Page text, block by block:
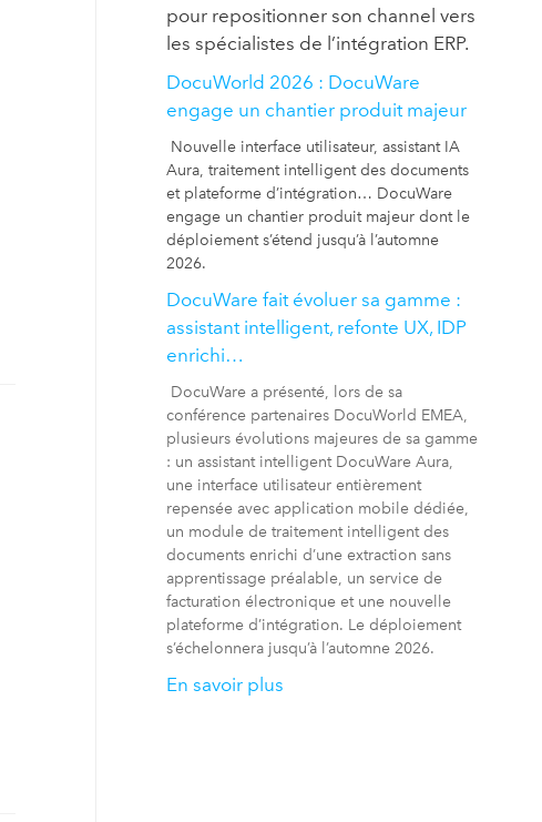
pour repositionner son channel vers
les spécialistes de l’intégration ERP.
DocuWorld 2026 : DocuWare
engage un chantier produit majeur
Nouvelle interface utilisateur, assistant IA
Aura, traitement intelligent des documents
et plateforme d’intégration… DocuWare
engage un chantier produit majeur dont le
déploiement s’étend jusqu’à l’automne
2026.
DocuWare fait évoluer sa gamme :
assistant intelligent, refonte UX, IDP
enrichi…
DocuWare a présenté, lors de sa
conférence partenaires DocuWorld EMEA,
plusieurs évolutions majeures de sa gamme
: un assistant intelligent DocuWare Aura,
une interface utilisateur entièrement
repensée avec application mobile dédiée,
un module de traitement intelligent des
documents enrichi d’une extraction sans
apprentissage préalable, un service de
facturation électronique et une nouvelle
plateforme d’intégration. Le déploiement
s’échelonnera jusqu’à l’automne 2026.
En savoir plus